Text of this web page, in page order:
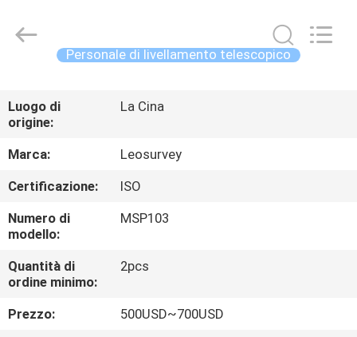
PRODOTTI
CIRCA
NOI
GIRO
DELLA
FABBRICA
Survey
Instrument
Personale di livellamento telescopico
Luogo di
origine:
La Cina
Marca:
Leosurvey
Certificazione:
ISO
Numero di
modello:
MSP103
Quantità di
ordine minimo:
2pcs
Prezzo:
500USD~700USD